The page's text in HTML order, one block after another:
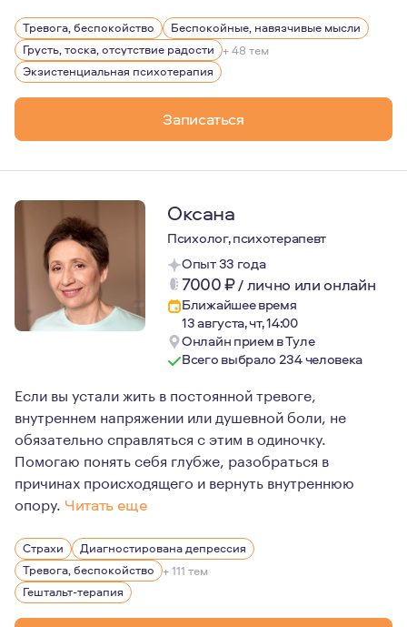
Актриса плейбек-театра. Замужем, две дочери
Тревога, беспокойство
Беспокойные, навязчивые мысли
Грусть, тоска, отсутствие радости + 48 тем
Экзистенциальная психотерапия
Записаться
Оксана
Психолог, психотерапевт
Опыт 33 года
7000₽/лично или онлайн
Ближайшее время
13 августа, чт, 14:00
Онлайн прием в Туле
Всего выбрало 234 человека
Если вы устали жить в постоянной тревоге,
внутреннем напряжении или душевной боли, не
обязательно справляться с этим в одиночку.
Помогаю понять себя глубже, разобраться в
причинах происходящего и вернуть внутреннюю
опору. Читать еще
Я не жду от человека, что он придёт на
Наверное, именно поэтому мои клиенты часто
Я искренне верю, что в каждом человеке гораздо
Страхи
Диагностирована депрессия
Тревога, беспокойство + 111 тем
Гештальт-терапия